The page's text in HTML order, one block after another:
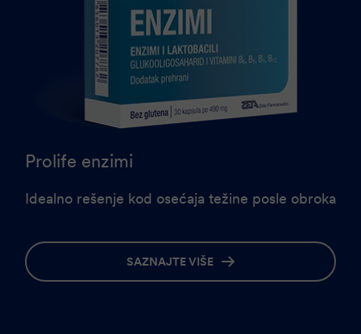
Prolife enzimi
Idealno rešenje kod osećaja težine posle obroka
SAZNAJTE VIŠE